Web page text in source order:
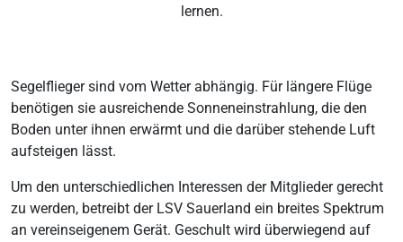
lernen.
Segelflieger sind vom Wetter abhängig. Für längere Flüge
benötigen sie ausreichende Sonneneinstrahlung, die den
Boden unter ihnen erwärmt und die darüber stehende Luft
aufsteigen lässt.
Um den unterschiedlichen Interessen der Mitglieder gerecht
zu werden, betreibt der LSV Sauerland ein breites Spektrum
an vereinseigenem Gerät. Geschult wird überwiegend auf